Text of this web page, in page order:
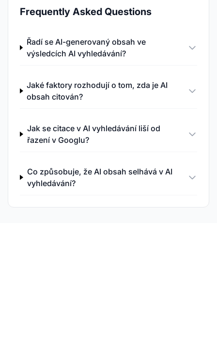
Frequently Asked Questions
Řadí se AI-generovaný obsah ve
výsledcích AI vyhledávání?
Jaké faktory rozhodují o tom, zda je AI
obsah citován?
Jak se citace v AI vyhledávání liší od
řazení v Googlu?
Co způsobuje, že AI obsah selhává v AI
vyhledávání?